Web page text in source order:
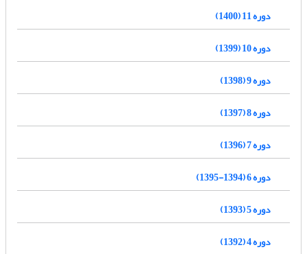
دوره 11 (1400)
دوره 10 (1399)
دوره 9 (1398)
دوره 8 (1397)
دوره 7 (1396)
دوره 6 (1394-1395)
دوره 5 (1393)
دوره 4 (1392)